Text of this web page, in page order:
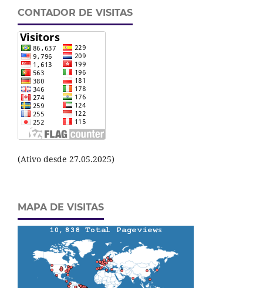
CONTADOR DE VISITAS
(Ativo desde 27.05.2025)
MAPA DE VISITAS